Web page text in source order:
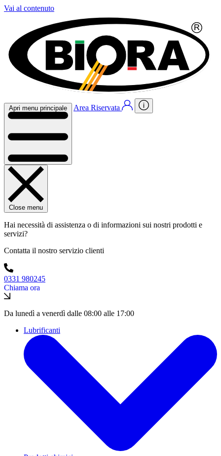
Vai al contenuto
Apri menu principale Area Riservata
Close menu
Hai necessità di assistenza o di informazioni sui nostri prodotti e
servizi?
Contatta il nostro servizio clienti
0331 980245
Chiama ora
Da lunedì a venerdì dalle 08:00 alle 17:00
Lubrificanti